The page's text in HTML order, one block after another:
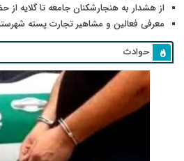
از هشدار به هنجارشکنان جامعه تا گلایه
معرفی فعالین و مشاهیر تجارت پسته
حوادث